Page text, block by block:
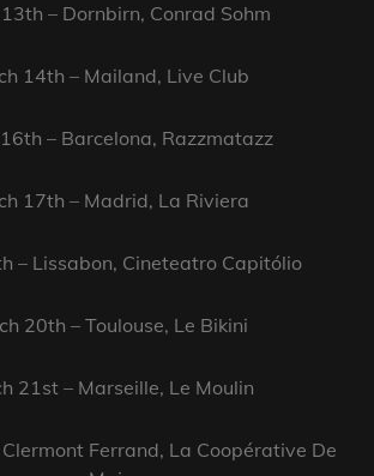
– Dornbirn, Conrad Sohm
14th – Mailand, Live Club
– Barcelona, Razzmatazz
17th – Madrid, La Riviera
– Lissabon, Cineteatro Capitólio
20th – Toulouse, Le Bikini
21st – Marseille, Le Moulin
Ferrand, La Coopérative De